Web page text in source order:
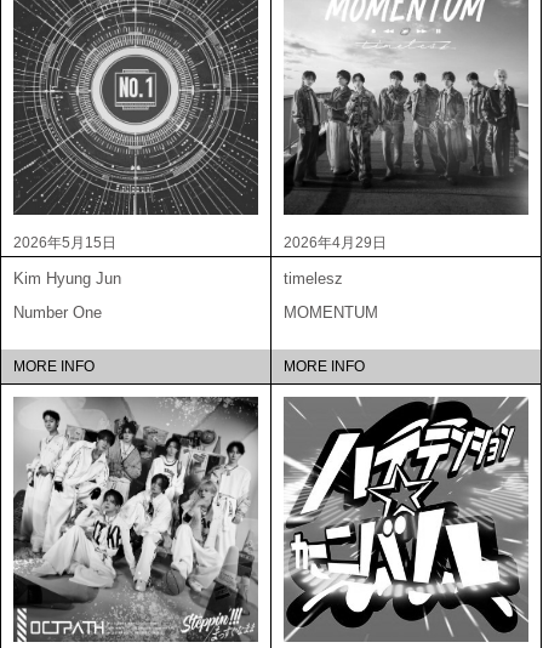
2026年5月15日
Kim Hyung Jun
Number One
MORE INFO
2026年4月29日
timelesz
MOMENTUM
MORE INFO